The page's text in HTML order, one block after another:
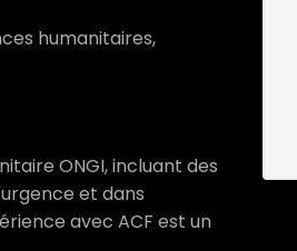
humanitaires,
ONGI, incluant des
et dans
avec ACF est un